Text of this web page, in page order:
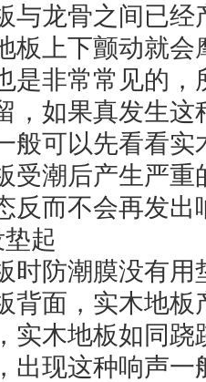
与龙骨之间已
板上下颤动就
是非常常见的
，如果真发生这
般可以先看看实
受潮后产生严
反而不会再发出
起
防潮膜没有用
背面，实木地板
实木地板如同
出现这种响声